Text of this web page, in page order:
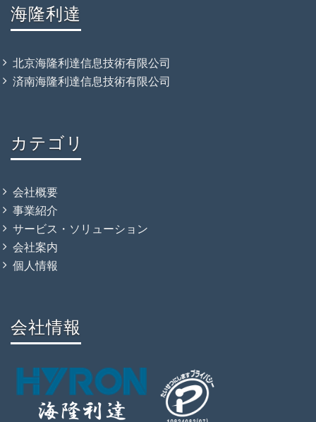
海隆利達
北京海隆利達信息技術有限公司
済南海隆利達信息技術有限公司
カテゴリ
会社概要
事業紹介
サービス・ソリューション
会社案内
個人情報
会社情報